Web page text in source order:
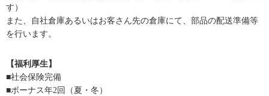
す）
また、自社倉庫あるいはお客さん先の倉庫にて、部品の配送準備等
を行います。
【福利厚生】
■社会保険完備
■ボーナス年2回（夏・冬）